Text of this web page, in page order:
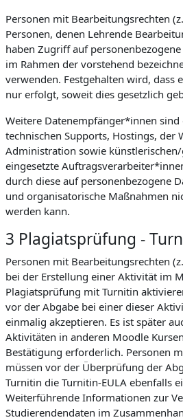
Personen mit Bearbeitungsrechten
Personen, denen Lehrende
haben Zugriff auf
im Rahmen der vorstehend
verwenden. Festgehalten wird, dass
nur erfolgt, soweit dies gesetzlich
Weitere Datenempfänger*innen sind
technischen Supports, Hostings, der
Administration sowie
eingesetzte
durch diese auf personenbezogene
und organisatorische Maßnahmen
werden kann.
3 Plagiatsprüfung -
Personen mit Bearbeitungsrechten
bei der Erstellung einer Aktivität im
Plagiatsprüfung mit Turnitin
vor der Abgabe bei einer dieser
einmalig akzeptieren. Es ist später
Aktivitäten in anderen Moodle
Bestätigung erforderlich. Personen
müssen vor der Überprüfung der
Turnitin die Turnitin-EULA ebenfalls
Weiterführende Informationen zur
Studierendendaten im